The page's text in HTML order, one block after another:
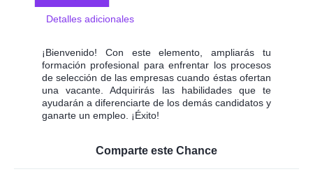
Detalles adicionales
¡Bienvenido! Con este elemento, ampliarás tu
formación profesional para enfrentar los procesos
de selección de las empresas cuando éstas ofertan
una vacante. Adquirirás las habilidades que te
ayudarán a diferenciarte de los demás candidatos y
ganarte un empleo. ¡Éxito!
Comparte este Chance